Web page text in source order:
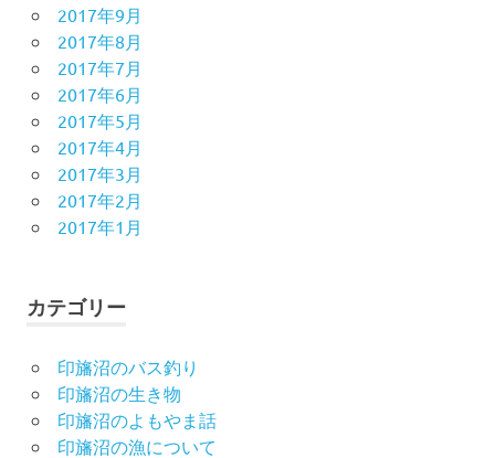
2017年9月
2017年8月
2017年7月
2017年6月
2017年5月
2017年4月
2017年3月
2017年2月
2017年1月
カテゴリー
印旛沼のバス釣り
印旛沼の生き物
印旛沼のよもやま話
印旛沼の漁について